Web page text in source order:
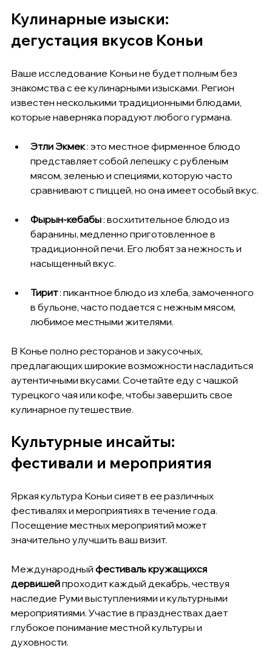
Кулинарные изыски:
дегустация вкусов Коньи
Ваше исследование Коньи не будет полным без
знакомства с ее кулинарными изысками. Регион
известен несколькими традиционными блюдами,
которые наверняка порадуют любого гурмана.
Этли Экмек : это местное фирменное блюдо
представляет собой лепешку с рубленым
мясом, зеленью и специями, которую часто
сравнивают с пиццей, но она имеет особый вкус.
Фырын-кебабы : восхитительное блюдо из
баранины, медленно приготовленное в
традиционной печи. Его любят за нежность и
насыщенный вкус.
Тирит : пикантное блюдо из хлеба, замоченного
в бульоне, часто подается с нежным мясом,
любимое местными жителями.
В Конье полно ресторанов и закусочных,
предлагающих широкие возможности насладиться
аутентичными вкусами. Сочетайте еду с чашкой
турецкого чая или кофе, чтобы завершить свое
кулинарное путешествие.
Культурные инсайты:
фестивали и мероприятия
Яркая культура Коньи сияет в ее различных
фестивалях и мероприятиях в течение года.
Посещение местных мероприятий может
значительно улучшить ваш визит.
Международный фестиваль кружащихся
дервишей проходит каждый декабрь, чествуя
наследие Руми выступлениями и культурными
мероприятиями. Участие в празднествах дает
глубокое понимание местной культуры и
духовности.